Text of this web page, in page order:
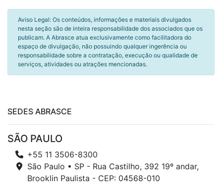
Aviso Legal: Os conteúdos, informações e materiais divulgados
nesta seção são de inteira responsabilidade dos associados que os
publicam. A Abrasce atua exclusivamente como facilitadora do
espaço de divulgação, não possuindo qualquer ingerência ou
responsabilidade sobre a contratação, execução ou qualidade de
serviços, atividades ou atrações mencionadas.
SEDES ABRASCE
SÃO PAULO
+55 11 3506-8300
São Paulo • SP - Rua Castilho, 392 19º andar,
Brooklin Paulista - CEP: 04568-010